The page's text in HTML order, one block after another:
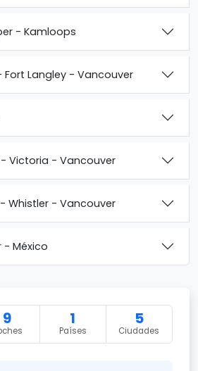
- Kamloops
Langley - Vancouver
Victoria - Vancouver
Whistler - Vancouver
- México
9 1
Países
5
Ciudades